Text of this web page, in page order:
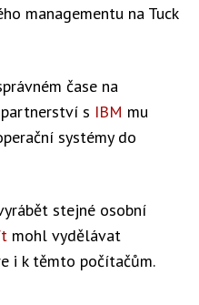
managementu na Tuck
čase na
s IBM mu
systémy do
stejné osobní
mohl vydělávat
i k těmto počítačům.